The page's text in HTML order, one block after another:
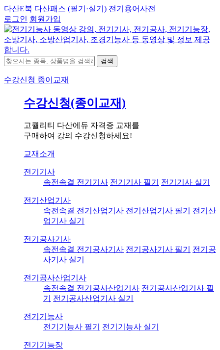
다산E북 다산패스 (필기·실기) 전기용어사전
로그인 회원가입
검색
수강신청 종이교재
수강신청(종이교재)
고퀄리티 다산에듀 자격증 교재를
구매하여 강의 수강신청하세요!
교재소개
전기기사
속전속결 전기기사 전기기사 필기 전기기사 실기
전기산업기사
속전속결 전기산업기사 전기산업기사 필기
전기산
업기사 실기
전기공사기사
속전속결 전기공사기사 전기공사기사 필기
전기공
사기사 실기
전기공사산업기사
속전속결 전기공사산업기사 전기공사산업기사 필
기
전기공사산업기사 실기
전기기능사
전기기능사 필기
전기기능사 실기
전기기능장